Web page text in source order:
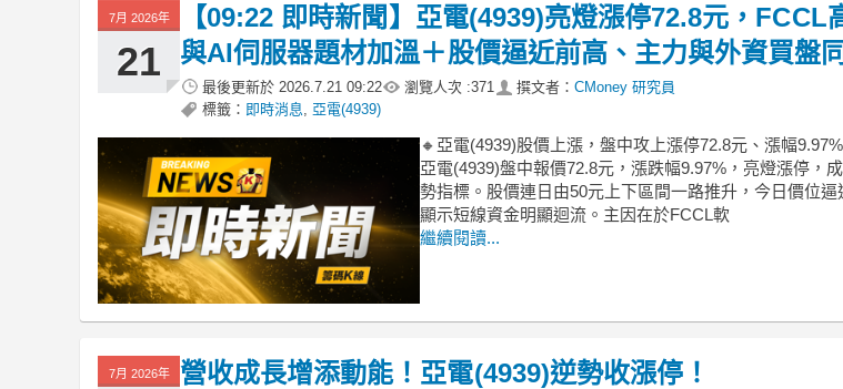
7月 2026年
21
【09:22 即時新聞】亞電(4939)亮燈漲停72.8元，FCCL
與AI伺服器題材加溫＋股價逼近前高、主力與外資買盤
最後更新於 2026.7.21 09:22 瀏覽人次 :371 撰文者： CMoney 研究員
標籤： 即時消息 亞電(4939)
🔸亞電(4939)股價上漲，盤中攻上漲停72.8元、漲幅
亞電(4939)盤中報價72.8元，漲跌幅9.97%，亮燈漲停，
勢指標。股價連日由50元上下區間一路推升，今日價位逼
顯示短線資金明顯迴流。主因在於FCCL軟
繼續閱讀...
7月 2026年 營收成長增添動能！亞電(4939)逆勢收漲停！